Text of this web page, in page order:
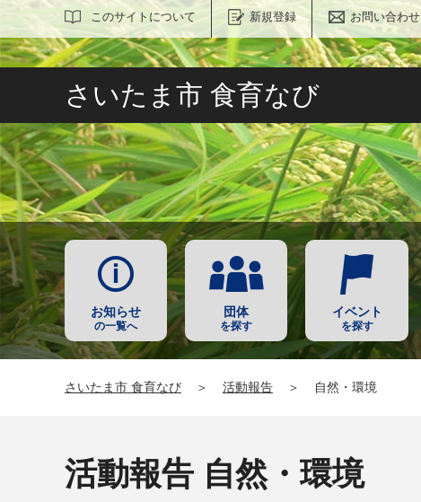
このサイトについて 新規登録 お問い合わせ
サイト内検索
さいたま市 食育なび
お知らせ
の一覧へ
団体
を探す
イベント
を探す
さいたま市 食育なび ＞ 活動報告 ＞ 自然・環境
活動報告 自然・環境